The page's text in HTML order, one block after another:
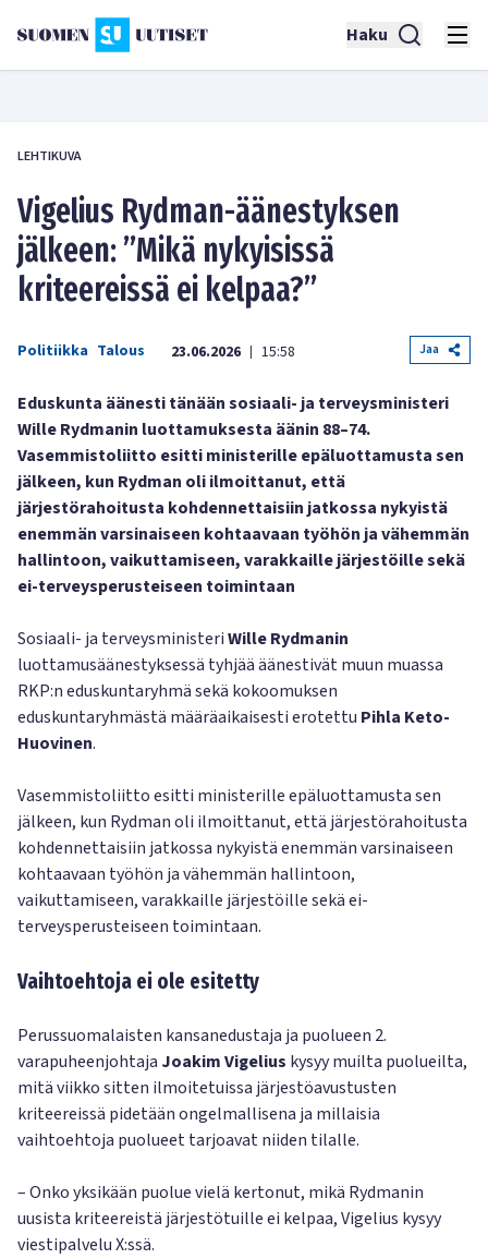
Haku
LEHTIKUVA
Vigelius Rydman-äänestyksen
jälkeen: ”Mikä nykyisissä
kriteereissä ei kelpaa?”
Politiikka Talous 23.06.2026 | 15:58 Jaa
Eduskunta äänesti tänään sosiaali- ja terveysministeri
Wille Rydmanin luottamuksesta äänin 88–74.
Vasemmistoliitto esitti ministerille epäluottamusta sen
jälkeen, kun Rydman oli ilmoittanut, että
järjestörahoitusta kohdennettaisiin jatkossa nykyistä
enemmän varsinaiseen kohtaavaan työhön ja vähemmän
hallintoon, vaikuttamiseen, varakkaille järjestöille sekä
ei-terveysperusteiseen toimintaan
Sosiaali- ja terveysministeriWille Rydmanin
luottamusäänestyksessä tyhjää äänestivät muun muassa
RKP:n eduskuntaryhmä sekä kokoomuksen
eduskuntaryhmästä määräaikaisesti erotettu Pihla Keto-
Huovinen.
Vasemmistoliitto esitti ministerille epäluottamusta sen
jälkeen, kun Rydman oli ilmoittanut, että järjestörahoitusta
kohdennettaisiin jatkossa nykyistä enemmän varsinaiseen
kohtaavaan työhön ja vähemmän hallintoon,
vaikuttamiseen, varakkaille järjestöille sekä ei-
terveysperusteiseen toimintaan.
Vaihtoehtoja ei ole esitetty
Perussuomalaisten kansanedustaja ja puolueen 2.
varapuheenjohtaja Joakim Vigelius kysyy muilta puolueilta,
mitä viikko sitten ilmoitetuissa järjestöavustusten
kriteereissä pidetään ongelmallisena ja millaisia
vaihtoehtoja puolueet tarjoavat niiden tilalle.
– Onko yksikään puolue vielä kertonut, mikä Rydmanin
uusista kriteereistä järjestötuille ei kelpaa, Vigelius kysyy
viestipalvelu X:ssä.